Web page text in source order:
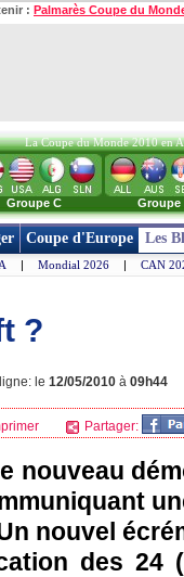
: Palmarès Coupe du
La Coupe du Monde 2010 en
Groupe C Groupe
Coupe d'Europe Les
| Mondial 2026 | CAN
?
le 12/05/2010 à 09h44
Partager:
nouveau
nouvel
des 24